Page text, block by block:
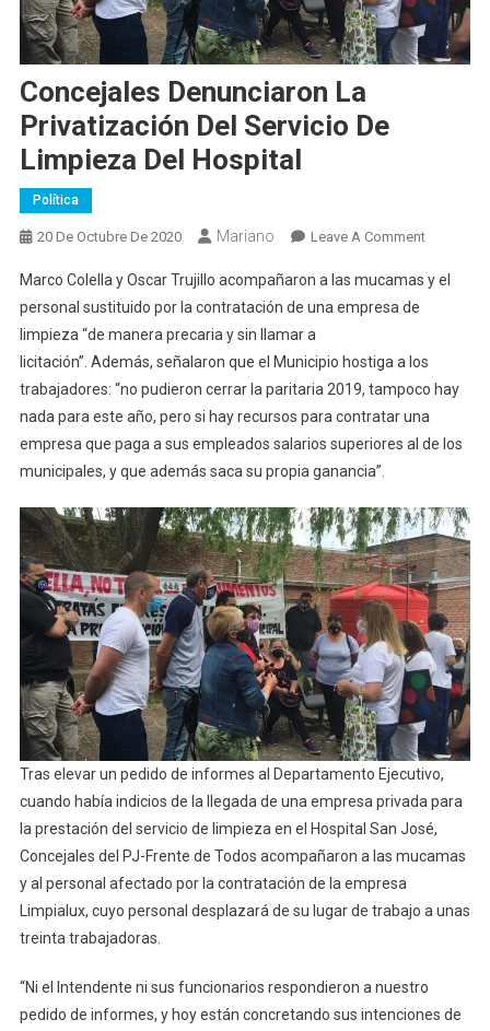
Concejales Denunciaron La
Privatización Del Servicio De
Limpieza Del Hospital
Política
20 De Octubre De 2020 Mariano Leave A CommentOn
Del
Servicio
De
Limpieza
Marco Colella y Oscar Trujillo acompañaron a las mucamas y el
personal sustituido por la contratación de una empresa de
limpieza “de manera precaria y sin llamar a
licitación”. Además, señalaron que el Municipio hostiga a los
trabajadores: “no pudieron cerrar la paritaria 2019, tampoco hay
nada para este año, pero si hay recursos para contratar una
empresa que paga a sus empleados salarios superiores al de los
municipales, y que además saca su propia ganancia”.
Tras elevar un pedido de informes al Departamento Ejecutivo,
cuando había indicios de la llegada de una empresa privada para
la prestación del servicio de limpieza en el Hospital San José,
Concejales del PJ-Frente de Todos acompañaron a las mucamas
y al personal afectado por la contratación de la empresa
Limpialux, cuyo personal desplazará de su lugar de trabajo a unas
treinta trabajadoras.
“Ni el Intendente ni sus funcionarios respondieron a nuestro
pedido de informes, y hoy están concretando sus intenciones de